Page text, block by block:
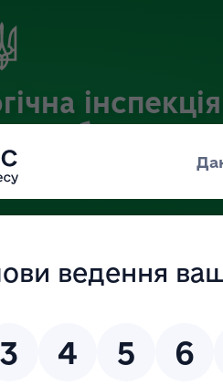
області
портал
Інспекції (